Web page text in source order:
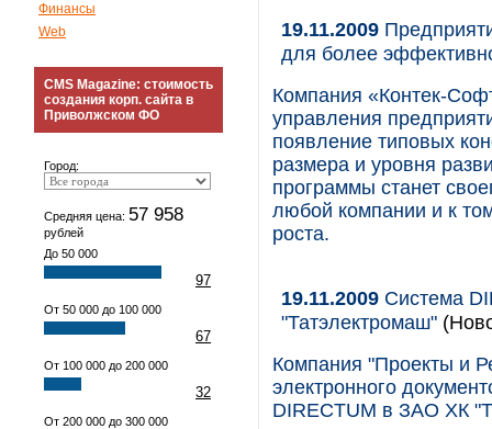
Финансы
Web
CMS Magazine: стоимость
создания корп. сайта в
Приволжском ФО
Город:
Средняя цена: 57 958
рублей
До 50 000
97
От 50 000 до 100 000
67
От 100 000 до 200 000
32
От 200 000 до 300 000
19.11.2009
для более
Компания «Контек-
управления
появление типовых
размера и уровня
программы станет
любой компании и к
роста.
19.11.2009 Система
"Татэлектромаш"
Компания "Проекты и
электронного
DIRECTUM в ЗАО ХК